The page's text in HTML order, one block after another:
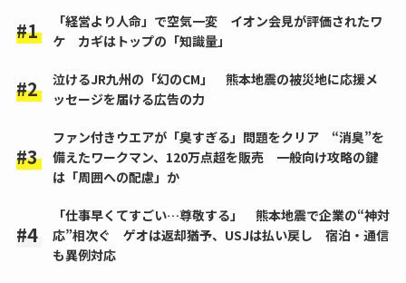
「経営より人命」で空気一変 イオン会見が評価されたワ
ケ カギはトップの「知識量」
泣けるJR九州の「幻のCM」 熊本地震の被災地に応援メ
ッセージを届ける広告の力
ファン付きウエアが「臭すぎる」問題をクリア “消臭”を
備えたワークマン、120万点超を販売 一般向け攻略の鍵
は「周囲への配慮」か
「仕事早くてすごい…尊敬する」 熊本地震で企業の“神対
応”相次ぐ ゲオは返却猶予、USJは払い戻し 宿泊・通信
も異例対応